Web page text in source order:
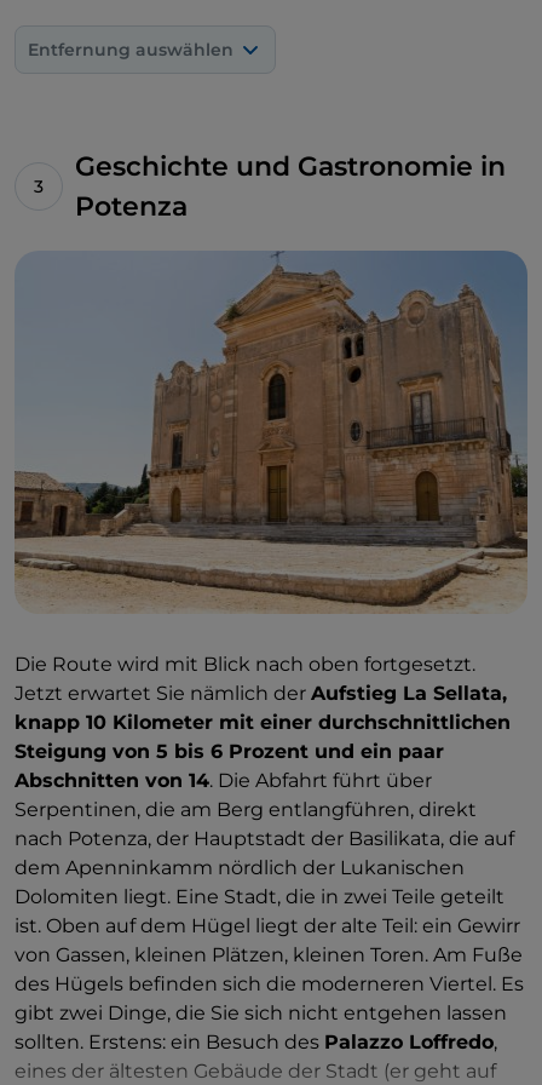
Entfernung auswählen
Geschichte und Gastronomie in
Potenza
Die Route wird mit Blick nach oben fortgesetzt.
Jetzt erwartet Sie nämlich der Aufstieg La Sellata,
knapp 10 Kilometer mit einer durchschnittlichen
Steigung von 5 bis 6 Prozent und ein paar
Abschnitten von 14. Die Abfahrt führt über
Serpentinen, die am Berg entlangführen, direkt
nach Potenza, der Hauptstadt der Basilikata, die auf
dem Apenninkamm nördlich der Lukanischen
Dolomiten liegt. Eine Stadt, die in zwei Teile geteilt
ist. Oben auf dem Hügel liegt der alte Teil: ein Gewirr
von Gassen, kleinen Plätzen, kleinen Toren. Am Fuße
des Hügels befinden sich die moderneren Viertel. Es
gibt zwei Dinge, die Sie sich nicht entgehen lassen
sollten. Erstens: ein Besuch des Palazzo Loffredo,
eines der ältesten Gebäude der Stadt (er geht auf